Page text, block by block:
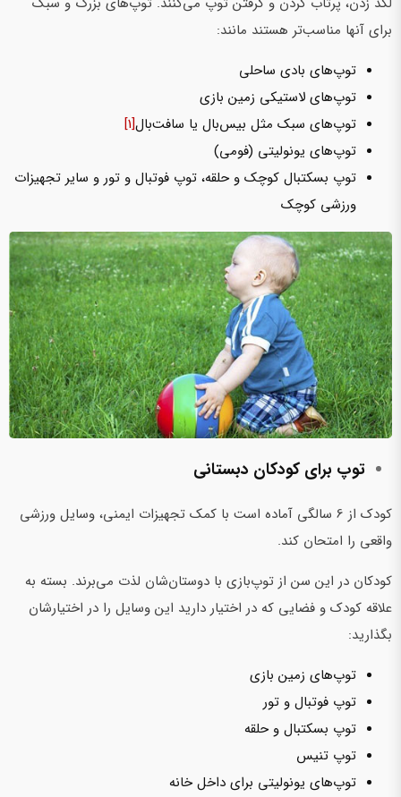
برای آنها مناسب‌تر هستند مانند:
توپ‌های بادی ساحلی
توپ‌های لاستیکی زمین بازی
توپ‌های سبک مثل بیس‌بال یا سافت‌بال[1]
توپ‌های یونولیتی (فومی)
توپ بسکتبال کوچک و حلقه، توپ فوتبال و تور و سایر تجهیزات
ورزشی کوچک
توپ برای کودکان دبستانی
کودک از 6 سالگی آماده است با کمک تجهیزات ایمنی، وسایل ورزشی
واقعی را امتحان کند.
کودکان در این سن از توپ‌بازی با دوستان‌شان لذت می‌برند. بسته به
علاقه کودک و فضایی که در اختیار دارید این وسایل را در اختیارشان
بگذارید:
توپ‌های زمین بازی
توپ فوتبال و تور
توپ بسکتبال و حلقه
توپ تنیس
توپ‌های یونولیتی برای داخل خانه